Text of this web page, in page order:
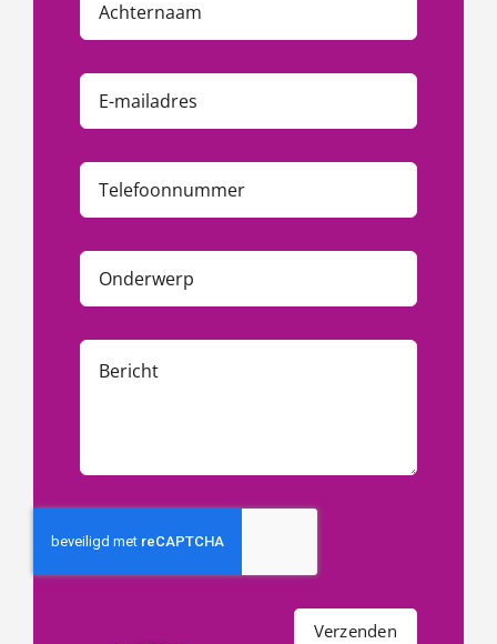
Verzenden